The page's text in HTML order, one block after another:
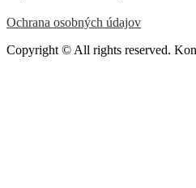
Ochrana osobných údajov
Copyright © All rights reserved.